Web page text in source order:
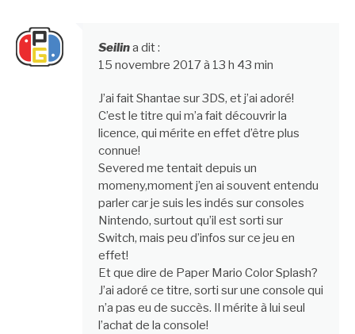
Seilina dit :
15 novembre 2017 à 13 h 43 min
J’ai fait Shantae sur 3DS, et j’ai adoré!
C’est le titre qui m’a fait découvrir la
licence, qui mérite en effet d’être plus
connue!
Severed me tentait depuis un
momeny,moment j’en ai souvent entendu
parler car je suis les indés sur consoles
Nintendo, surtout qu’il est sorti sur
Switch, mais peu d’infos sur ce jeu en
effet!
Et que dire de Paper Mario Color Splash?
J’ai adoré ce titre, sorti sur une console qui
n’a pas eu de succès. Il mérite à lui seul
l’achat de la console!